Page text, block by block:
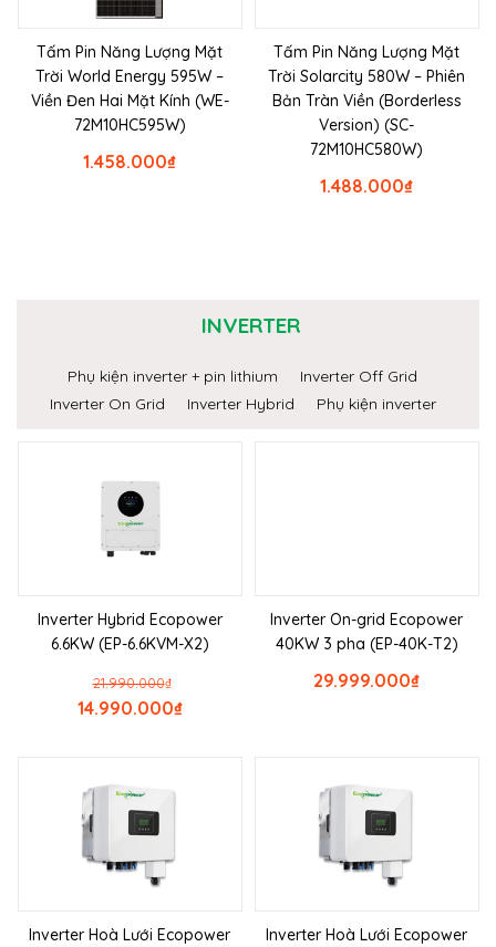
Tấm Pin Năng Lượng Mặt
Trời World Energy 595W –
Viền Đen Hai Mặt Kính (WE-
72M10HC595W)
₫
1.458.000
Tấm Pin Năng Lượng Mặt
Trời Solarcity 580W – Phiên
Bản Tràn Viền (Borderless
Version) (SC-
72M10HC580W)
₫
1.488.000
INVERTER
Phụ kiện inverter + pin lithium
Inverter Off Grid
Inverter On Grid
Inverter Hybrid Phụ kiện inverter
Inverter Hybrid Ecopower
6.6KW (EP-6.6KVM-X2)
₫
21.990.000
₫
14.990.000
Inverter On-grid Ecopower
40KW 3 pha (EP-40K-T2)
₫
29.999.000
Inverter Hoà Lưới Ecopower
Inverter Hoà Lưới Ecopower